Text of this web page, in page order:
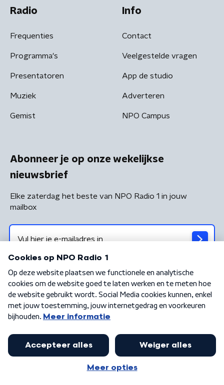
Radio
Frequenties
Programma's
Presentatoren
Muziek
Gemist
Info
Contact
Veelgestelde vragen
App de studio
Adverteren
NPO Campus
Abonneer je op onze wekelijkse
nieuwsbrief
Elke zaterdag het beste van NPO Radio 1 in jouw
mailbox
Algemene voorwaarden